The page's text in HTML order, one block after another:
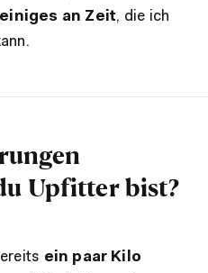
an Zeit, die ich
Upfitter bist?
ein paar Kilo